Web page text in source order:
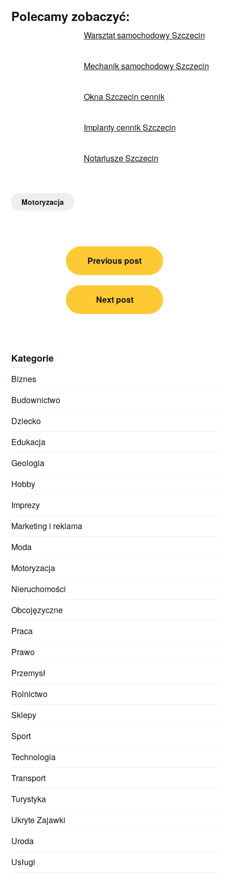
Polecamy zobaczyć:
Warsztat samochodowy Szczecin
Mechanik samochodowy Szczecin
Okna Szczecin cennik
Implanty cennik Szczecin
Notariusze Szczecin
Motoryzacja
Nawigacja
Previous post
Next post
Kategorie
Biznes
Budownictwo
Dziecko
Edukacja
Geologia
Hobby
Imprezy
Marketing i reklama
Moda
Motoryzacja
Nieruchomości
Obcojęzyczne
Praca
Prawo
Przemysł
Rolnictwo
Sklepy
Sport
Technologia
Transport
Turystyka
Ukryte Zajawki
Uroda
Usługi